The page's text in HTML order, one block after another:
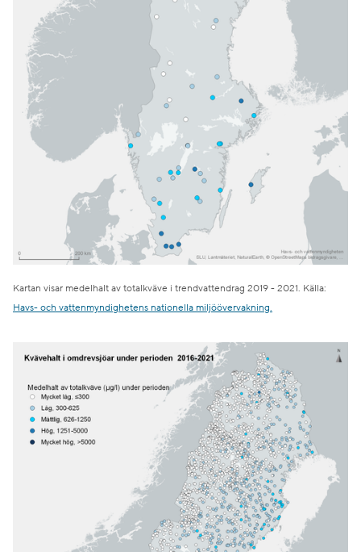
Kartan visar medelhalt av totalkväve i trendvattendrag 2019 - 2021. Källa:
Havs- och vattenmyndighetens nationella miljöövervakning.